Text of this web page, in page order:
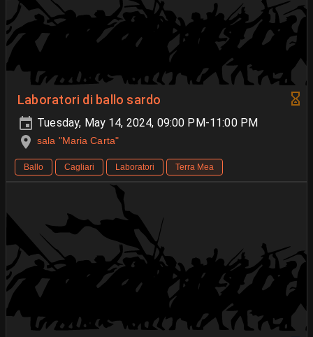
Laboratori di ballo sardo
Tuesday, May 14, 2024, 09:00 PM-11:00 PM
sala "Maria Carta"
Ballo Cagliari Laboratori Terra Mea